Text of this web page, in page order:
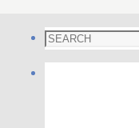
Search
for: